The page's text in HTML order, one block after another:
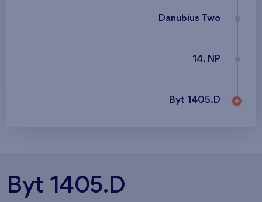
Danubius Two
14. NP
Byt 1405.D
Byt 1405.D